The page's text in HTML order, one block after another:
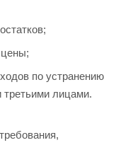
по устранению
третьими лицами.